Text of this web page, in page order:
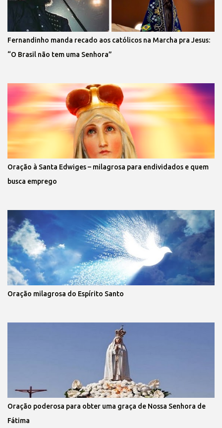
Fernandinho manda recado aos católicos na Marcha pra Jesus:
“O Brasil não tem uma Senhora”
Oração à Santa Edwiges – milagrosa para endividados e quem
busca emprego
Oração milagrosa do Espírito Santo
Oração poderosa para obter uma graça de Nossa Senhora de
Fátima